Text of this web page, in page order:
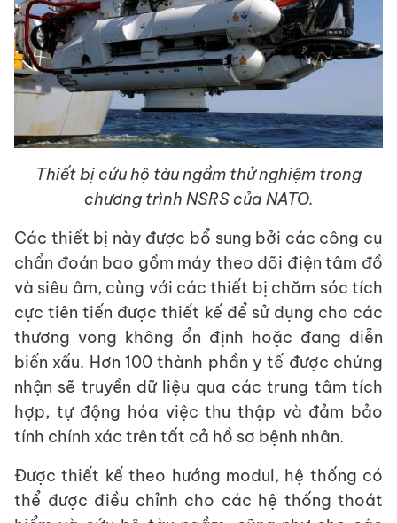
Thiết bị cứu hộ tàu ngầm thử nghiệm trong
chương trình NSRS của NATO.
Các thiết bị này được bổ sung bởi các công cụ
chẩn đoán bao gồm máy theo dõi điện tâm đồ
và siêu âm, cùng với các thiết bị chăm sóc tích
cực tiên tiến được thiết kế để sử dụng cho các
thương vong không ổn định hoặc đang diễn
biến xấu. Hơn 100 thành phần y tế được chứng
nhận sẽ truyền dữ liệu qua các trung tâm tích
hợp, tự động hóa việc thu thập và đảm bảo
tính chính xác trên tất cả hồ sơ bệnh nhân.
Được thiết kế theo hướng modul, hệ thống có
thể được điều chỉnh cho các hệ thống thoát